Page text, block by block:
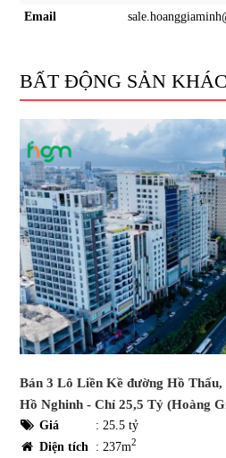
Email
BẤT ĐỘNG SẢN KHÁC
Bán 3 Lô Liền Kề đường Hồ
Hồ Nghinh - Chỉ 25,5 Tỷ (Hoàng
Giá : 25.5 tỷ
Diện tích
: 237m2